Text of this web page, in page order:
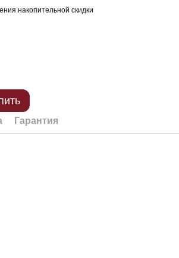
накопительной скидки
Гарантия